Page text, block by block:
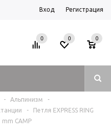
Вход Регистрация
0 0
0
- Альпинизм
-
-
Петля EXPRESS RING
mm CAMP